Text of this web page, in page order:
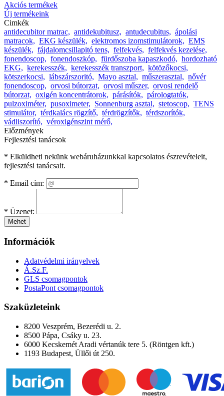
Akciós termékek
Új termékeink
Cimkék
antidecubitor matrac, antidekubitusz, antudecubitus, ápolási
matracok, EKG készülék, elektromos izomstimulátorok, EMS
készülék, fájdalomcsillapitó tens, felfekvés, felfekvés kezelése,
fonendoscop, fonendoszkóp, fürdőszoba kapaszkodó, hordozható
EKG, kerekesszék, kerekesszék transzport, kötözőkocsi,
kötszerkocsi, lábszárszoritó, Mayo asztal, műszerasztal, nővér
fonendoscop, orvosi bútorzat, orvosi műszer, orvosi rendelő
bútorzat, oxigén koncentrátorok, párásítók, párologtatók,
pulzoximéter, pusoximeter, Sonnenburg asztal, stetoscop, TENS
stimulátor, térdkalács rögzítő, térdrögzítők, térdszorítók,
vádliszorító, véroxigénszint mérő,
Előzmények
Fejlesztési tanácsok
* Elküldheti nekünk webáruházunkkal kapcsolatos észrevételeit,
fejlesztési tanácsait.
* Email cím:
* Üzenet:
Mehet
Információk
Adatvédelmi irányelvek
Á.Sz.F.
GLS csomagpontok
PostaPont csomagpontok
Szaküzleteink
8200 Veszprém, Bezerédi u. 2.
8500 Pápa, Csáky u. 23.
6000 Kecskemét Aradi vértanúk tere 5. (Röntgen kft.)
1193 Budapest, Üllői út 250.